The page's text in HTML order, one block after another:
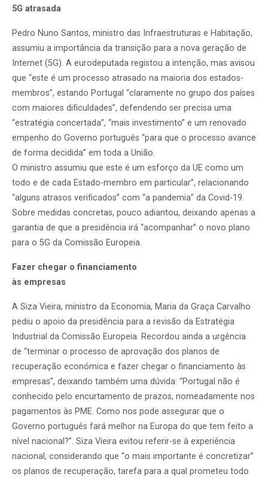
5G atrasada
Pedro Nuno Santos, ministro das Infraestruturas e Habitação,
assumiu a importância da transição para a nova geração de
Internet (5G). A eurodeputada registou a intenção, mas avisou
que “este é um processo atrasado na maioria dos estados-
membros”, estando Portugal “claramente no grupo dos países
com maiores dificuldades”, defendendo ser precisa uma
“estratégia concertada”, “mais investimento” e um renovado
empenho do Governo português “para que o processo avance
de forma decidida” em toda a União.
O ministro assumiu que este é um esforço da UE como um
todo e de cada Estado-membro em particular”, relacionando
“alguns atrasos verificados” com “a pandemia” da Covid-19.
Sobre medidas concretas, pouco adiantou, deixando apenas a
garantia de que a presidência irá “acompanhar” o novo plano
para o 5G da Comissão Europeia.
Fazer chegar o financiamento
às empresas
A Siza Vieira, ministro da Economia, Maria da Graça Carvalho
pediu o apoio da presidência para a revisão da Estratégia
Industrial da Comissão Europeia. Recordou ainda a urgência
de “terminar o processo de aprovação dos planos de
recuperação económica e fazer chegar o financiamento às
empresas”, deixando também uma dúvida: “Portugal não é
conhecido pelo encurtamento de prazos, nomeadamente nos
pagamentos às PME. Como nos pode assegurar que o
Governo português fará melhor na Europa do que tem feito a
nível nacional?”. Siza Vieira evitou referir-se à experiência
nacional, considerando que “o mais importante é concretizar”
os planos de recuperação, tarefa para a qual prometeu todo